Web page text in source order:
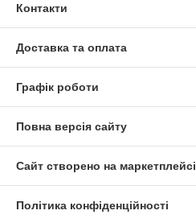
Контакти
Доставка та оплата
Графік роботи
Повна версія сайту
Сайт створено на маркетплейсі
Політика конфіденційності